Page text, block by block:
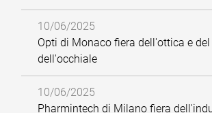
10/06/2025
Opti di Monaco fiera dell'ottica e
dell'occhiale
10/06/2025
Pharmintech di Milano fiera